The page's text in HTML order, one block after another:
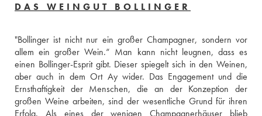
DAS WEINGUT BOLLINGER
"Bollinger ist nicht nur ein großer Champagner, sondern vor
allem ein großer Wein.“ Man kann nicht leugnen, dass es
einen Bollinger-Esprit gibt. Dieser spiegelt sich in den Weinen,
aber auch in dem Ort Ay wider. Das Engagement und die
Ernsthaftigkeit der Menschen, die an der Konzeption der
großen Weine arbeiten, sind der wesentliche Grund für ihren
Erfolg. Als eines der wenigen Champagnerhäuser blieb